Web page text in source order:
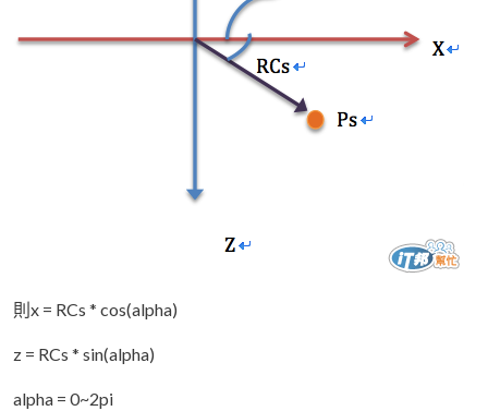
則x = RCs * cos(alpha)
z = RCs * sin(alpha)
alpha = 0~2pi